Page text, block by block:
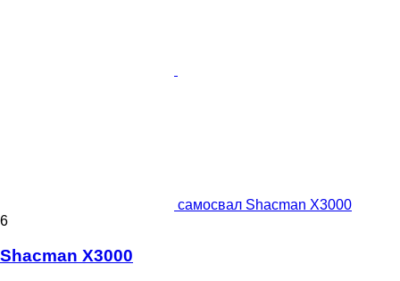
самосвал Shacman X3000
6
Shacman X3000